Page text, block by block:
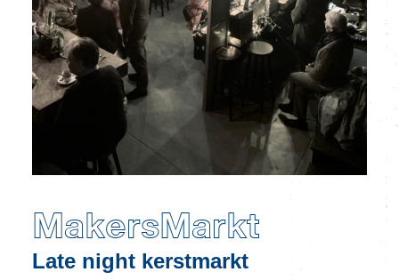
MakersMarkt
Late night kerstmarkt